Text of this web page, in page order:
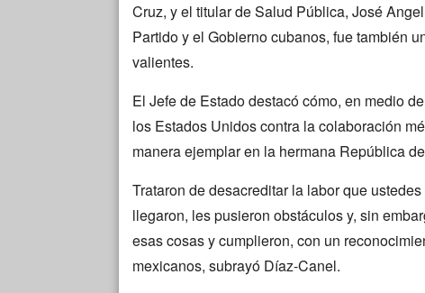
Cruz, y el titular de Salud Pública, José
Partido y el Gobierno cubanos, fue también
valientes.
El Jefe de Estado destacó cómo, en medio
los Estados Unidos contra la colaboración
manera ejemplar en la hermana República
Trataron de desacreditar la labor que
llegaron, les pusieron obstáculos y, sin
esas cosas y cumplieron, con un
mexicanos, subrayó Díaz-Canel.